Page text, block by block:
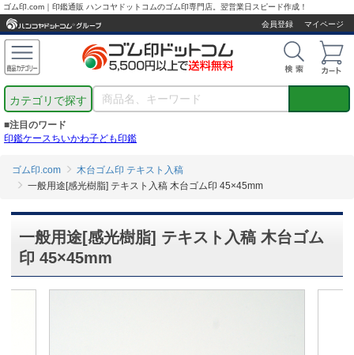
ゴム印.com｜印鑑通販 ハンコヤドットコムのゴム印専門店。翌営業日スピード作成！
会員登録
マイページ
カテゴリで探す
■注目のワード
印鑑ケースちいかわ子ども印鑑
ゴム印.com
木台ゴム印 テキスト入稿
一般用途[感光樹脂] テキスト入稿 木台ゴム印 45×45mm
一般用途[感光樹脂] テキスト入稿 木台ゴム
印 45×45mm